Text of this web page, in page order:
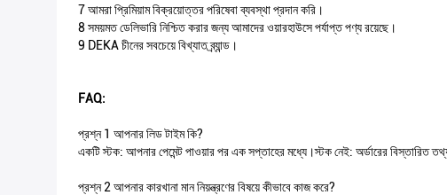
7 আমরা প্রিমিয়াম বিক্রয়োত্তর পরিষেবা ব্যবস্থা প্রদান করি।
8 সময়মত ডেলিভারি নিশ্চিত করার জন্য আমাদের ওয়ারহাউসে পর্যাপ্ত পণ্য রয়েছে।
9 DEKA চীনের সবচেয়ে বিখ্যাত ব্র্যান্ড।
FAQ:
প্রশ্ন 1 আপনার লিড টাইম কি?
একটি স্টক: আপনার পেমেন্ট পাওয়ার পর এক সপ্তাহের মধ্যে।স্টক নেই: অর্ডারের বিস্তারিত
প্রশ্ন 2 আপনার কারখানা মান নিয়ন্ত্রণের বিষয়ে কীভাবে কাজ করে?